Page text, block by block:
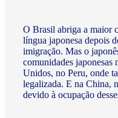
O Brasil abriga a maior
língua japonesa depois
imigração. Mas o
comunidades japonesas
Unidos, no Peru, onde
legalizada. E na China,
devido à ocupação